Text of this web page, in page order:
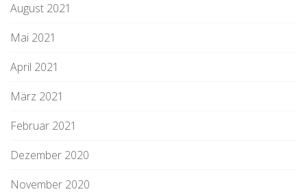
August 2021
Mai 2021
April 2021
März 2021
Februar 2021
Dezember 2020
November 2020